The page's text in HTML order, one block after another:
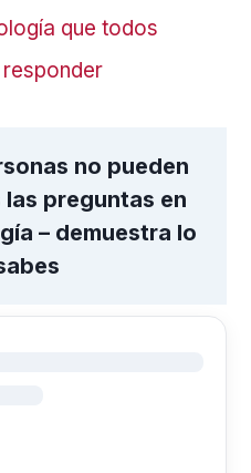
que todos
no pueden
preguntas en
– demuestra lo